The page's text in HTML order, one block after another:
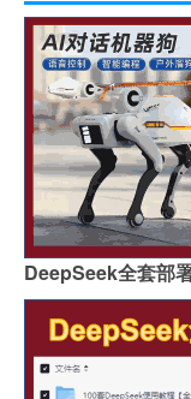
DeepSeek全套部